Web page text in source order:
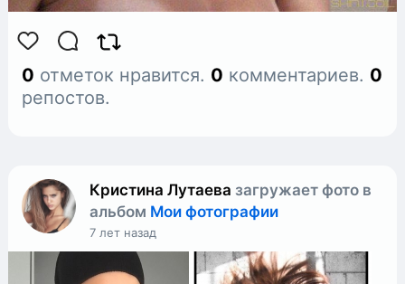
0 отметок нравится. 0 комментариев. 0
репостов.
Кристина Лутаева загружает фото в
альбом Мои фотографии
7 лет назад